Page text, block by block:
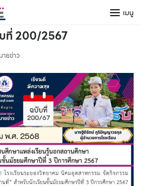
เมนู
ที่ 200/2567
ยข่าว